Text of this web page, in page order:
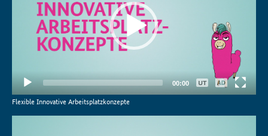
00:00
Keine
Flexible Innovative Arbeitsplatzkonzepte